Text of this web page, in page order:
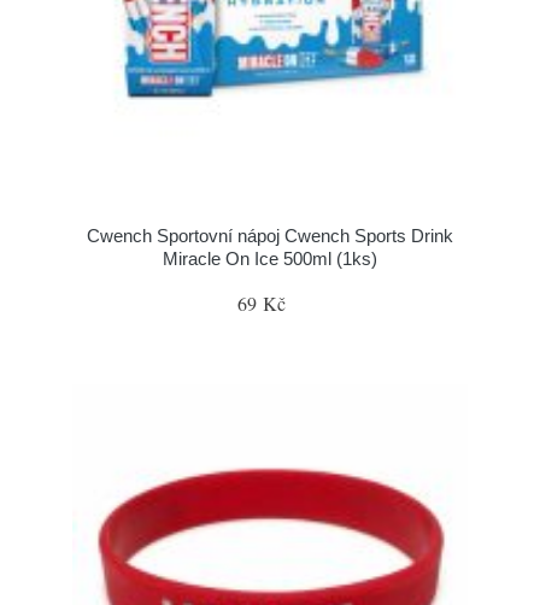
Cwench Sportovní nápoj Cwench Sports Drink
Miracle On Ice 500ml (1ks)
69 Kč